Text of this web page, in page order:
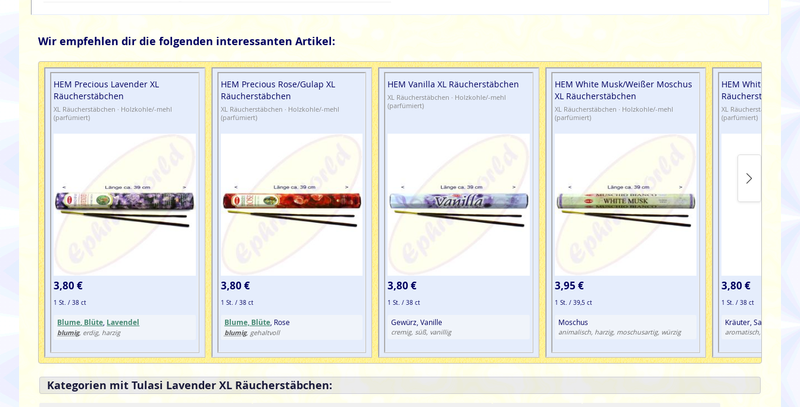
Wir empfehlen dir die folgenden interessanten Artikel:
HEM Precious Lavender XL
Räucherstäbchen
XL Räucherstäbchen · Holzkohle/-mehl
(parfümiert)
3,80 €
1 St. / 38 ct
Blume, Blüte Lavendel
blumig, erdig, harzig
HEM Precious Rose/Gulap XL
Räucherstäbchen
XL Räucherstäbchen · Holzkohle/-mehl
(parfümiert)
3,80 €
1 St. / 38 ct
Blume, Blüte, Rose
blumig, gehaltvoll
HEM Vanilla XL Räucherstäbchen
XL Räucherstäbchen · Holzkohle/-mehl
(parfümiert)
3,80 €
1 St. / 38 ct
Gewürz, Vanille
cremig, süß, vanillig
HEM White Musk/Weißer Moschus
XL Räucherstäbchen
XL Räucherstäbchen · Holzkohle/-mehl
(parfümiert)
3,95 €
1 St. / 39,5 ct
Moschus
animalisch, harzig, moschusartig, würzig
HEM White Sage XL
Räucherstäbchen
XL Räucherstäbchen ·
(parfümiert)
3,80 €
1 St. / 38 ct
Kräuter, Salbei,
aromatisch,
Kategorien mit Tulasi Lavender XL Räucherstäbchen: